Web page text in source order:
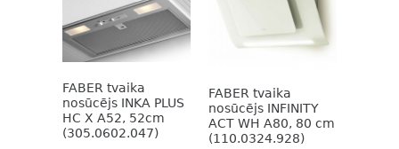
FABER tvaika
nosūcējs INKA PLUS
HC X A52, 52cm
(305.0602.047)
FABER tvaika
nosūcējs INFINITY
ACT WH A80, 80 cm
(110.0324.928)